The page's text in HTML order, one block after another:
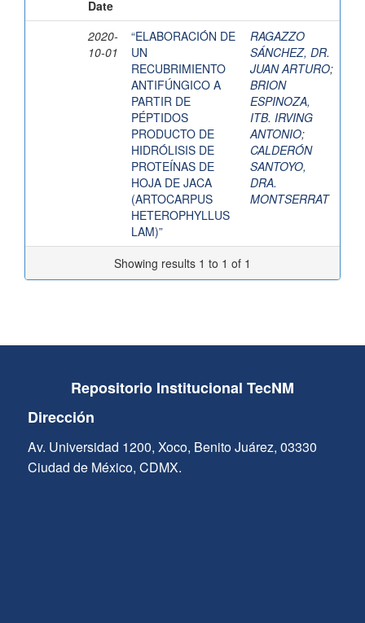
Date
2020-
10-01
“ELABORACIÓN DE
UN
RECUBRIMIENTO
ANTIFÚNGICO A
PARTIR DE
PÉPTIDOS
PRODUCTO DE
HIDRÓLISIS DE
PROTEÍNAS DE
HOJA DE JACA
(ARTOCARPUS
HETEROPHYLLUS
LAM)”
RAGAZZO
SÁNCHEZ, DR.
JUAN ARTURO;
BRION
ESPINOZA,
ITB. IRVING
ANTONIO;
CALDERÓN
SANTOYO,
DRA.
MONTSERRAT
Showing results 1 to 1 of 1
Repositorio Institucional TecNM
Dirección
Av. Universidad 1200, Xoco, Benito Juárez, 03330
Ciudad de México, CDMX.